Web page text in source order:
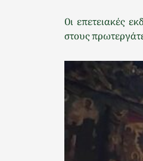
Οι επετειακές
στους